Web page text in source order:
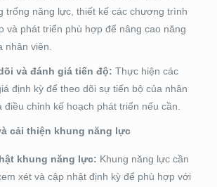
trống năng lực, thiết kế các chương trình
và phát triển phù hợp để nâng cao năng
nhân viên.
và đánh giá tiến độ: Thực hiện các
định kỳ để theo dõi sự tiến bộ của nhân
điều chỉnh kế hoạch phát triển nếu cần.
cải thiện khung năng lực
khung năng lực: Khung năng lực cần
xét và cập nhật định kỳ để phù hợp với